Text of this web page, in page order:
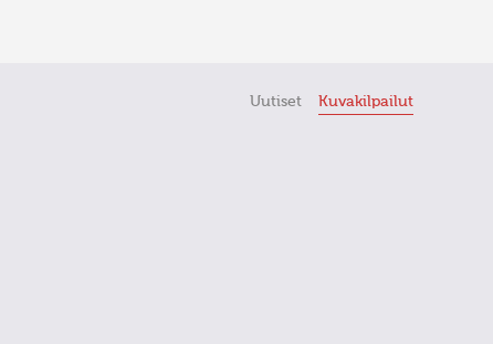
Uutiset Kuvakilpailut